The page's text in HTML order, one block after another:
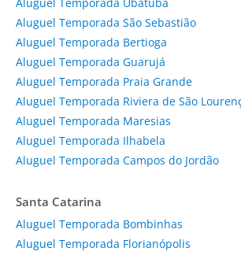
Aluguel Temporada São Sebastião
Aluguel Temporada Bertioga
Aluguel Temporada Guarujá
Aluguel Temporada Praia Grande
Aluguel Temporada Riviera de São
Aluguel Temporada Maresias
Aluguel Temporada Ilhabela
Aluguel Temporada Campos do Jordão
Santa Catarina
Aluguel Temporada Bombinhas
Aluguel Temporada Florianópolis